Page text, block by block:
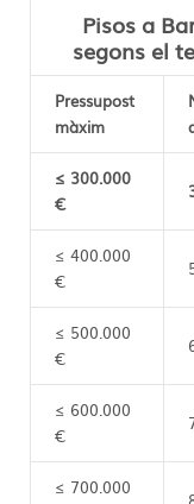
Pisos a
segons el
Pressupost
màxim
≤ 300.000
€
≤ 400.000
€
≤ 500.000
€
≤ 600.000
€
≤ 700.000